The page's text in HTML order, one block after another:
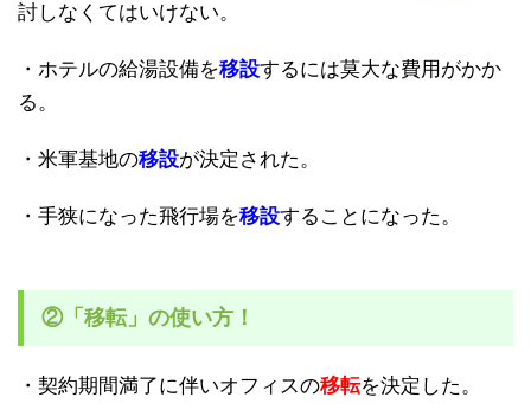
討しなくてはいけない。
・ホテルの給湯設備を移設するには莫大な費用がかか
る。
・米軍基地の移設が決定された。
・手狭になった飛行場を移設することになった。
②「移転」の使い方！
・契約期間満了に伴いオフィスの移転を決定した。